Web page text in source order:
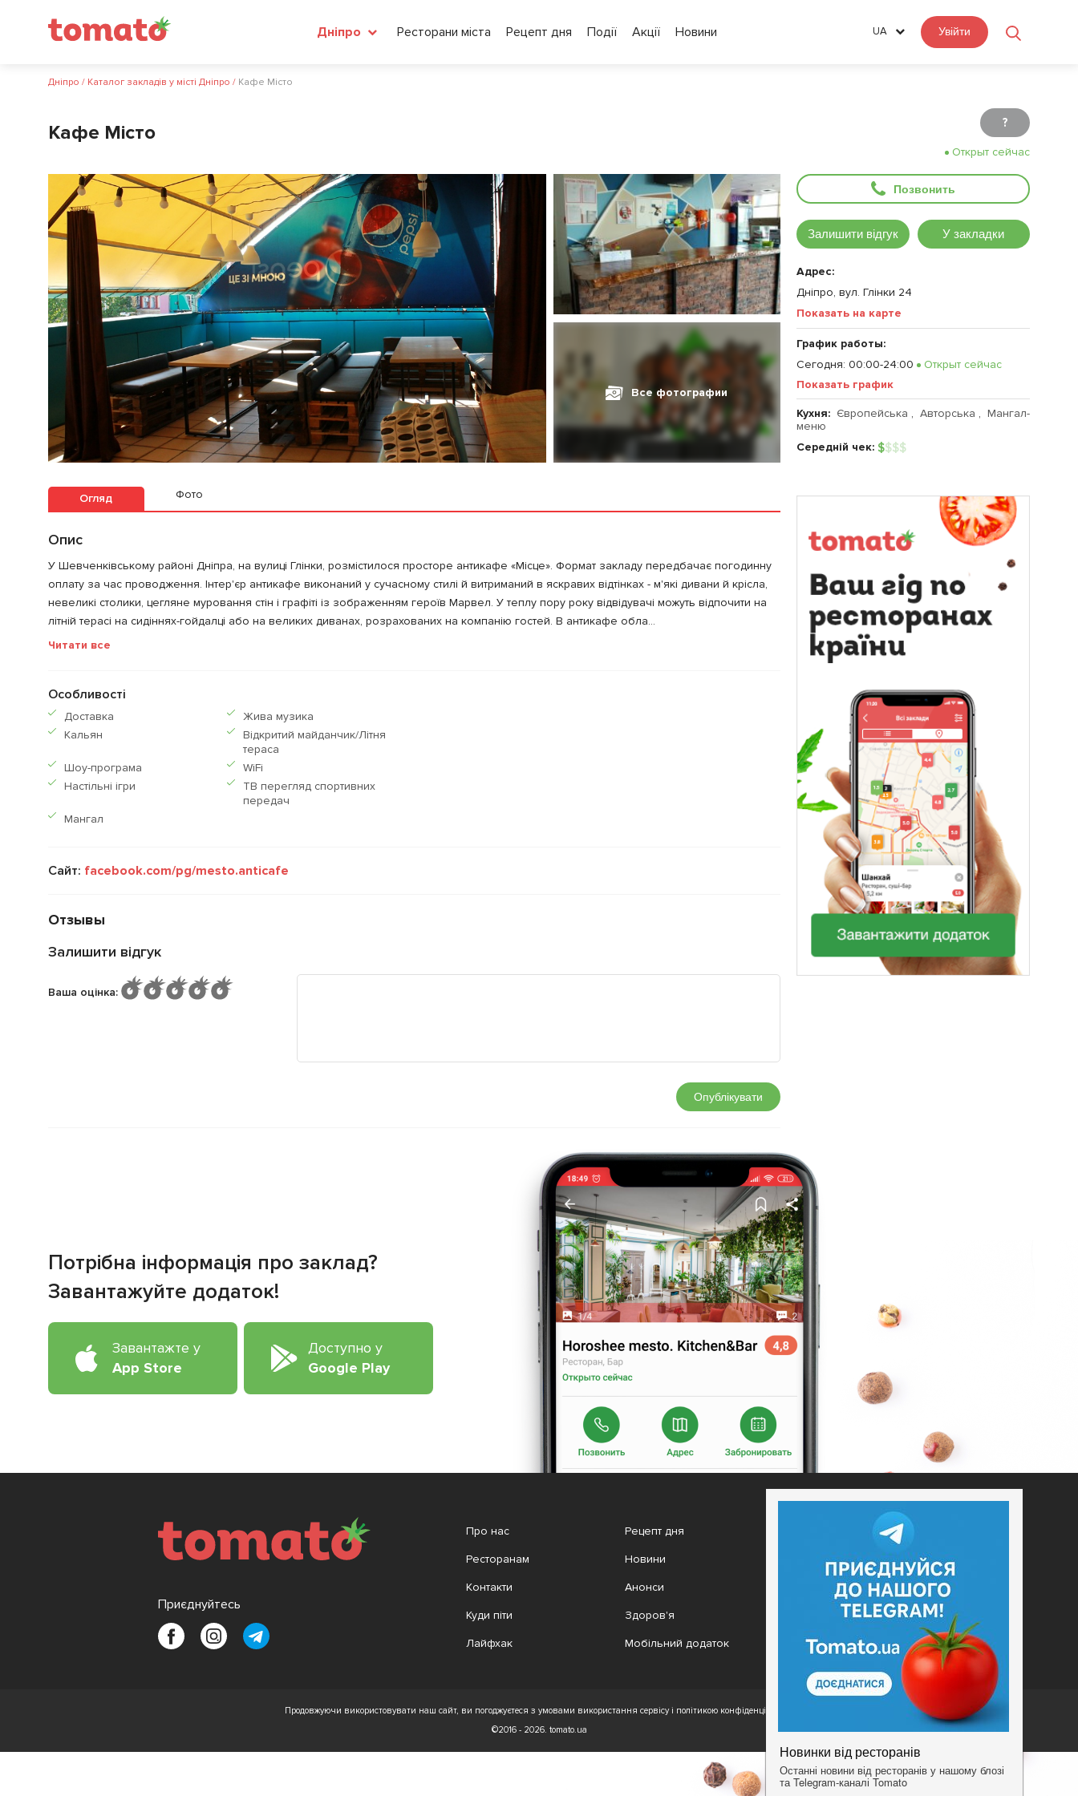
Дніпро Ресторани міста Рецепт дня Події Акції Новини UA Увійти
Дніпро / Каталог закладів у місті Дніпро / Кафе Місто
Кафе Місто ?
Открыт сейчас
Позвонить
Залишити відгук У закладки
Адрес:
Дніпро, вул. Глінки 24
Показать на карте
График работы:
Сегодня: 00:00-24:00
Открыт сейчас
Показать график
Кухня: Європейська , Авторська , Мангал-
меню
Середній чек: $$$$
Все фотографии
Огляд Фото
Опис
У Шевченківському районі Дніпра, на вулиці Глінки, розмістилося просторе антикафе «Місце». Формат закладу передбачає погодинну
оплату за час проводження. Інтер'єр антикафе виконаний у сучасному стилі й витриманий в яскравих відтінках - м'які дивани й крісла,
невеликі столики, цегляне муровання стін і графіті із зображенням героїв Марвел. У теплу пору року відвідувачі можуть відпочити на
літній терасі на сидіннях-гойдалці або на великих диванах, розрахованих на компанію гостей. В антикафе обла...
Читати все
Особливості
Доставка
Жива музика
Кальян
Відкритий майданчик/Літня
тераса
Шоу-програма
WiFi
Настільні ігри
ТВ перегляд спортивних
передач
Мангал
Сайт: facebook.com/pg/mesto.anticafe
Отзывы
Залишити відгук
Ваша оцінка:
Опублікувати
Потрібна інформація про заклад?
Завантажуйте додаток!
Завантажте у
App Store
Доступно у
Google Play
Приєднуйтесь
Про нас
Ресторанам
Контакти
Куди піти
Лайфхак
Рецепт дня
Новини
Анонси
Здоров'я
Мобільний додаток
Додати заклад
Конфіденційність
Умови
Продовжуючи використовувати наш сайт, ви погоджуєтеся з умовами використання сервісу і політикою конфіденційності.
©2016 - 2026. tomato.ua